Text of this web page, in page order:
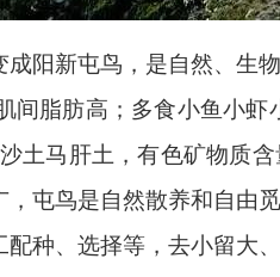
阳新屯鸟，是自然、生
脂肪高；多食小鱼小
土马肝土，有色矿物质
屯鸟是自然散养和自由
种、选择等，去小留大